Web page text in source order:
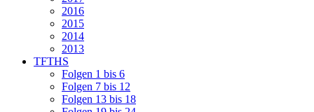
2016
2015
2014
2013
TFTHS
Folgen 1 bis 6
Folgen 7 bis 12
Folgen 13 bis 18